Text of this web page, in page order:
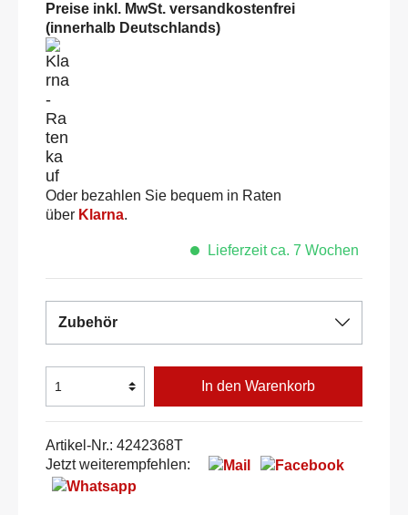
Preise inkl. MwSt. versandkostenfrei
(innerhalb Deutschlands)
Oder bezahlen Sie bequem in Raten
über Klarna.
Lieferzeit ca. 7 Wochen
Zubehör
In den Warenkorb
Artikel-Nr.: 4242368T
Jetzt weiterempfehlen: